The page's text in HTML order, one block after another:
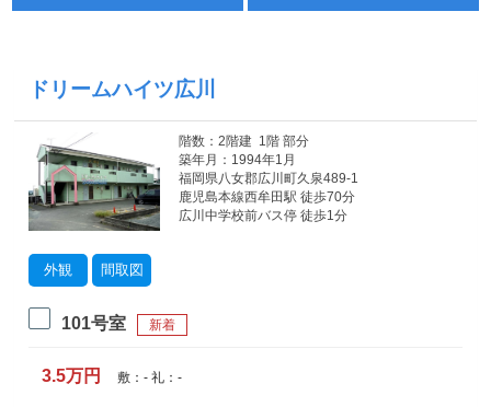
ドリームハイツ広川
外観 間取図
階数：2階建 1階 部分
築年月：1994年1月
福岡県八女郡広川町久泉489-1
鹿児島本線西牟田駅 徒歩70分
広川中学校前バス停 徒歩1分
101号室 新着
3.5万円 敷：- 礼：-